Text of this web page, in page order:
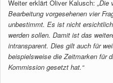
Weiter erklärt Oliver Kalusch: „Die
Bearbeitung vorgesehenen vier
unbestimmt. Es ist nicht
werden sollen. Damit ist das
intransparent. Dies gilt auch für
beispielsweise die Zeitmarken für
Kommission gesetzt hat.“